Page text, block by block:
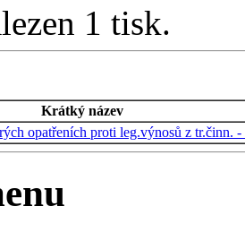
1 tisk.
Krátký název
opatřeních proti leg.výnosů z tr.činn.